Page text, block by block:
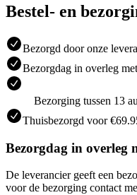
Bestel- en
Bezorgd door onze
Bezorgdag in overleg
Bezorging tussen 13
Thuisbezorgd voor
Bezorgdag in overleg
De leverancier geeft een
voor de bezorging contact